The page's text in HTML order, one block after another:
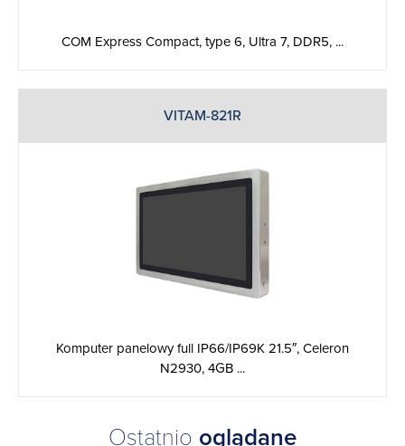
COM Express Compact, type 6, Ultra 7, DDR5, ...
VITAM-821R
Komputer panelowy full IP66/IP69K 21.5″, Celeron
N2930, 4GB ...
Ostatnio oglądane